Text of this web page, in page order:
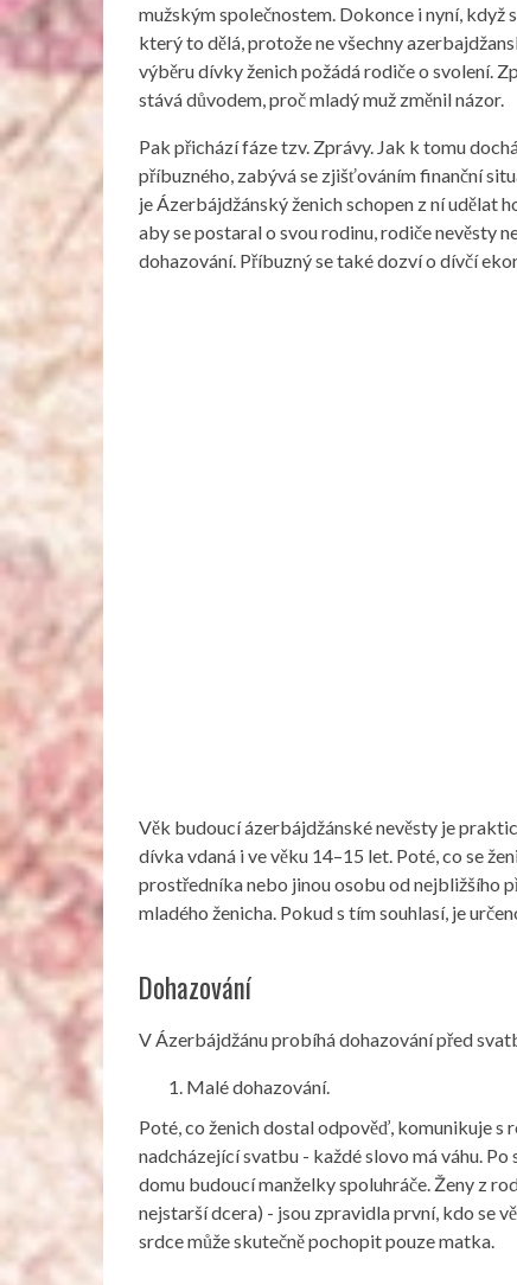
mužským společnostem. Dokonce i nyní, když
který to dělá, protože ne všechny
výběru dívky ženich požádá rodiče o svolení.
stává důvodem, proč mladý muž změnil názor.
Pak přichází fáze tzv. Zprávy. Jak k tomu
příbuzného, ​​zabývá se zjišťováním finanční
je Ázerbájdžánský ženich schopen z ní udělat
aby se postaral o svou rodinu, rodiče nevěsty
dohazování. Příbuzný se také dozví o dívčí
Věk budoucí ázerbájdžánské nevěsty je
dívka vdaná i ve věku 14–15 let. Poté, co se
prostředníka nebo jinou osobu od nejbližšího
mladého ženicha. Pokud s tím souhlasí, je
Dohazování
V Ázerbájdžánu probíhá dohazování před
Malé dohazování.
Poté, co ženich dostal odpověď, komunikuje
nadcházející svatbu - každé slovo má váhu.
domu budoucí manželky spoluhráče. Ženy z
nejstarší dcera) - jsou zpravidla první, kdo se
srdce může skutečně pochopit pouze matka.